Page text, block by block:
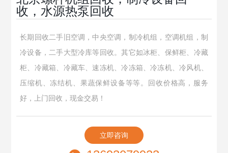
收，水源热泵回收
长期回收二手旧空调，中央空调，制冷机组，空调机组，制
冷设备，二手大型冷库等回收。其它如冰柜、保鲜柜、冷藏
柜、冷藏箱、冷藏车、速冻机、冷冻箱、冷冻机、冷风机、
压缩机、冻结机、果蔬保鲜设备等等。回收价格高，服务
好，上门回收，现金交易！
立即咨询